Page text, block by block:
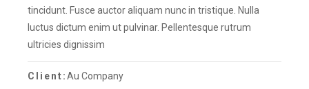
tincidunt. Fusce auctor aliquam nunc in tristique. Nulla
luctus dictum enim ut pulvinar. Pellentesque rutrum
ultricies dignissim
Client:Au Company